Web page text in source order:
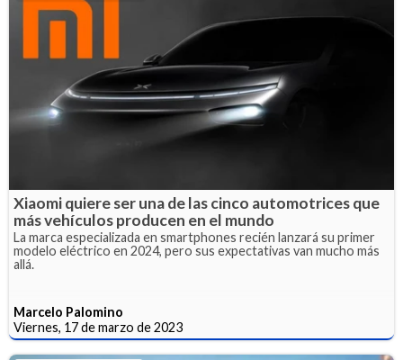
Xiaomi quiere ser una de las cinco automotrices que
más vehículos producen en el mundo
La marca especializada en smartphones recién lanzará su primer
modelo eléctrico en 2024, pero sus expectativas van mucho más
allá.
Marcelo Palomino
Viernes, 17 de marzo de 2023